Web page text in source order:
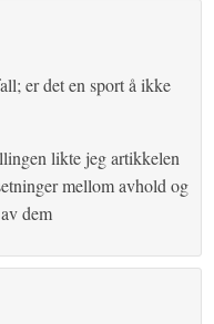
er det en sport å ikke
likte jeg artikkelen
mellom avhold og
dem